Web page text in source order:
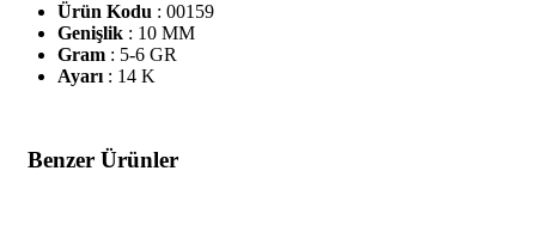
Ürün Kodu : 00159
Genişlik : 10 MM
Gram : 5-6 GR
Ayarı : 14 K
Benzer Ürünler